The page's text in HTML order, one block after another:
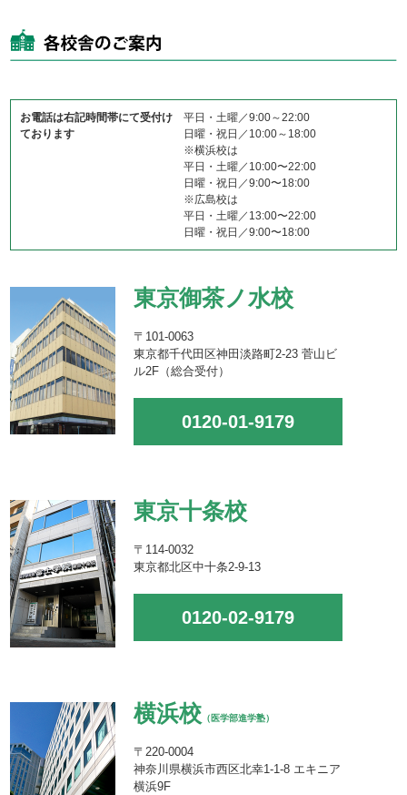
お電話は右記時間帯にて受付け
ております
平日・土曜／9:00～22:00
日曜・祝日／10:00～18:00
※横浜校は
平日・土曜／10:00〜22:00
日曜・祝日／9:00〜18:00
※広島校は
平日・土曜／13:00〜22:00
日曜・祝日／9:00〜18:00
東京御茶ノ水校
〒101-0063
東京都千代田区神田淡路町2-23 菅山ビ
ル2F（総合受付）
0120-01-9179
東京十条校
〒114-0032
東京都北区中十条2-9-13
0120-02-9179
横浜校 （医学部進学塾）
〒220-0004
神奈川県横浜市西区北幸1-1-8 エキニア
横浜9F